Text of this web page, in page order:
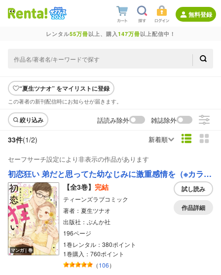
無料登録
レンタル55万冊以上、購入147万冊以上配信中！
“夏生ツナオ” をマイリストに登録
この著者の新刊配信時にお知らせが届きます。
絞り込み 話読み除外 雑誌除外
33件(1/2) 新着順
セーフサーチ設定により非表示の作品があります
初恋狂い 弟だと思ってた幼なじみに激重感情を（※カラダで）浴びせられてます【かきおろし漫画付】
マンガ｜巻
【全3巻】 完結
ティーンズラブコミック
著者：夏生ツナオ
出版社：ぶんか社
196ページ
1巻レンタル：380ポイント
1巻購入：760ポイント
（106）
試し読み
作品詳細